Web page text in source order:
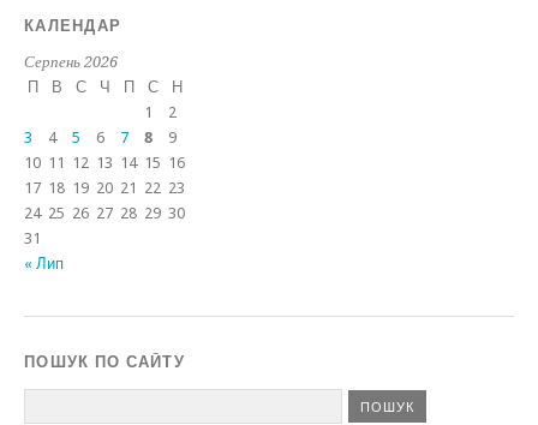
КАЛЕНДАР
Серпень 2026
П
В С Ч П С Н
« Лип
1
2
3
4 5 6 7 8
9
10 11 12 13 14 15 16
17 18 19 20 21 22 23
24 25 26 27 28 29 30
31
ПОШУК ПО САЙТУ